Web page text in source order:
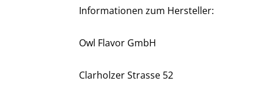
Informationen zum Hersteller:
Owl Flavor GmbH
Clarholzer Strasse 52